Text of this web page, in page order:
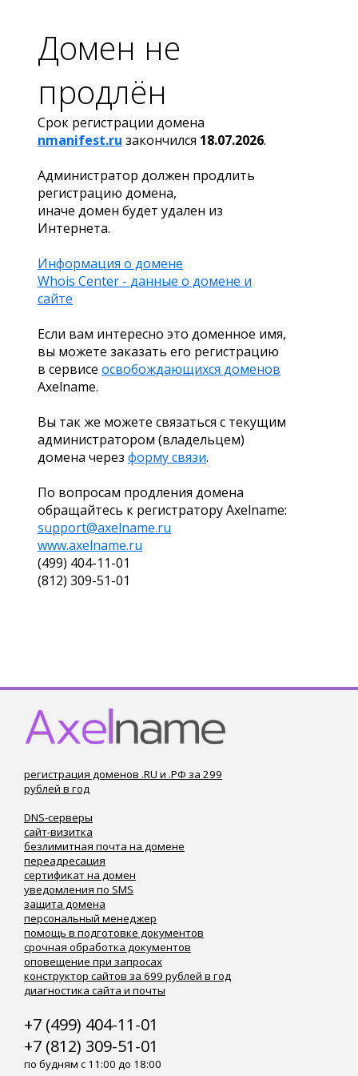
Домен не
продлён
Срок регистрации домена
nmanifest.ru закончился 18.07.2026.
Администратор должен продлить
регистрацию домена,
иначе домен будет удален из
Интернета.
Информация о домене
Whois Center - данные о домене и
сайте
Если вам интересно это доменное имя,
вы можете заказать его регистрацию
в сервисе освобождающихся доменов
Axelname.
Вы так же можете связаться с текущим
администратором (владельцем)
домена через форму связи.
По вопросам продления домена
обращайтесь к регистратору Axelname:
support@axelname.ru
www.axelname.ru
(499) 404-11-01
(812) 309-51-01
регистрация доменов .RU и .РФ за 299
рублей в год
DNS-серверы
сайт-визитка
безлимитная почта на домене
переадресация
сертификат на домен
уведомления по SMS
защита домена
персональный менеджер
помощь в подготовке документов
срочная обработка документов
оповещение при запросах
конструктор сайтов за 699 рублей в год
диагностика сайта и почты
+7 (499) 404-11-01
+7 (812) 309-51-01
по будням с 11:00 до 18:00